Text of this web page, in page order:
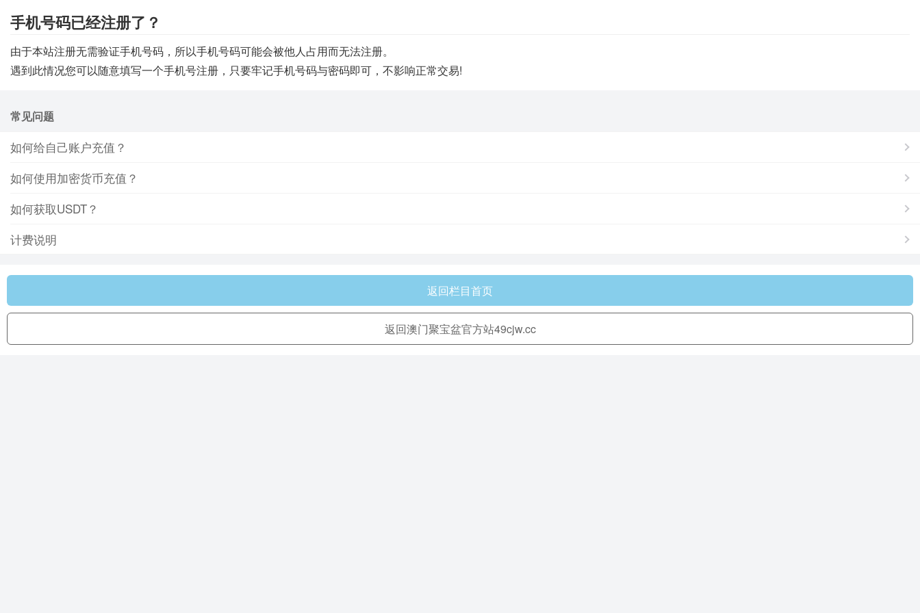
手机号码已经注册了？
由于本站注册无需验证手机号码，所以手机号码可能会被他人占用而无法注册。
遇到此情况您可以随意填写一个手机号注册，只要牢记手机号码与密码即可，不影响正常交易!
常见问题
如何给自己账户充值？
如何使用加密货币充值？
如何获取USDT？
计费说明
返回栏目首页
返回澳门聚宝盆官方站49cjw.cc